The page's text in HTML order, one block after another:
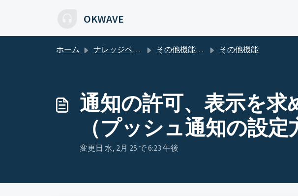
OKWAVE
ホーム ナレッジベース その他機能について その他機能
通知の許可、表示を求
（プッシュ通知の設定
変更日 水, 2月 25 で 6:23 午後